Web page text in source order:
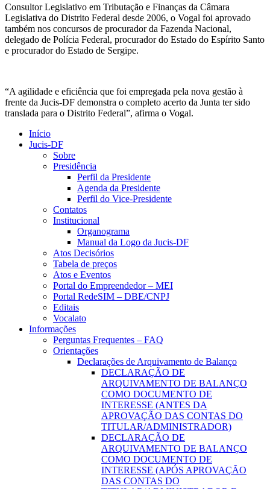
Consultor Legislativo em Tributação e Finanças da Câmara
Legislativa do Distrito Federal desde 2006, o Vogal foi aprovado
também nos concursos de procurador da Fazenda Nacional,
delegado de Polícia Federal, procurador do Estado do Espírito Santo
e procurador do Estado de Sergipe.
“A agilidade e eficiência que foi empregada pela nova gestão à
frente da Jucis-DF demonstra o completo acerto da Junta ter sido
translada para o Distrito Federal”, afirma o Vogal.
Início
Jucis-DF
Sobre
Presidência
Perfil da Presidente
Agenda da Presidente
Perfil do Vice-Presidente
Contatos
Institucional
Organograma
Manual da Logo da Jucis-DF
Atos Decisórios
Tabela de preços
Atos e Eventos
Portal do Empreendedor – MEI
Portal RedeSIM – DBE/CNPJ
Editais
Vocalato
Informações
Perguntas Frequentes – FAQ
Orientações
Declarações de Arquivamento de Balanço
DECLARAÇÃO DE
ARQUIVAMENTO DE BALANÇO
COMO DOCUMENTO DE
INTERESSE (ANTES DA
APROVAÇÃO DAS CONTAS DO
TITULAR/ADMINISTRADOR)
DECLARAÇÃO DE
ARQUIVAMENTO DE BALANÇO
COMO DOCUMENTO DE
INTERESSE (APÓS APROVAÇÃO
DAS CONTAS DO